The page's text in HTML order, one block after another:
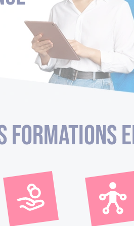
Formations